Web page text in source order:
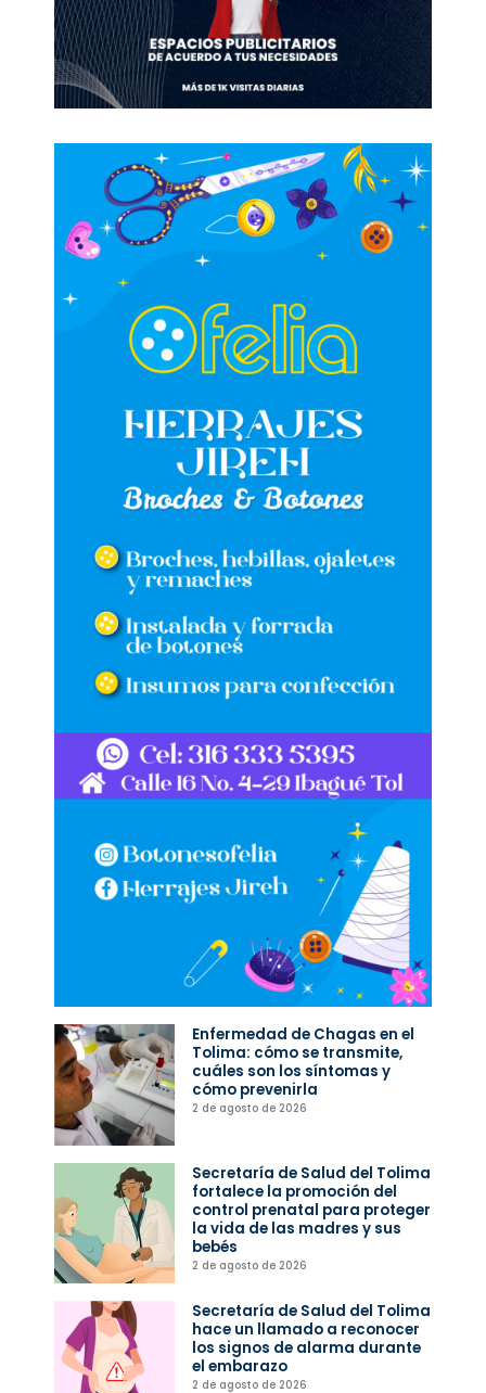
Enfermedad de Chagas en el
Tolima: cómo se transmite,
cuáles son los síntomas y
cómo prevenirla
2 de agosto de 2026
Secretaría de Salud del Tolima
fortalece la promoción del
control prenatal para proteger
la vida de las madres y sus
bebés
2 de agosto de 2026
Secretaría de Salud del Tolima
hace un llamado a reconocer
los signos de alarma durante
el embarazo
2 de agosto de 2026